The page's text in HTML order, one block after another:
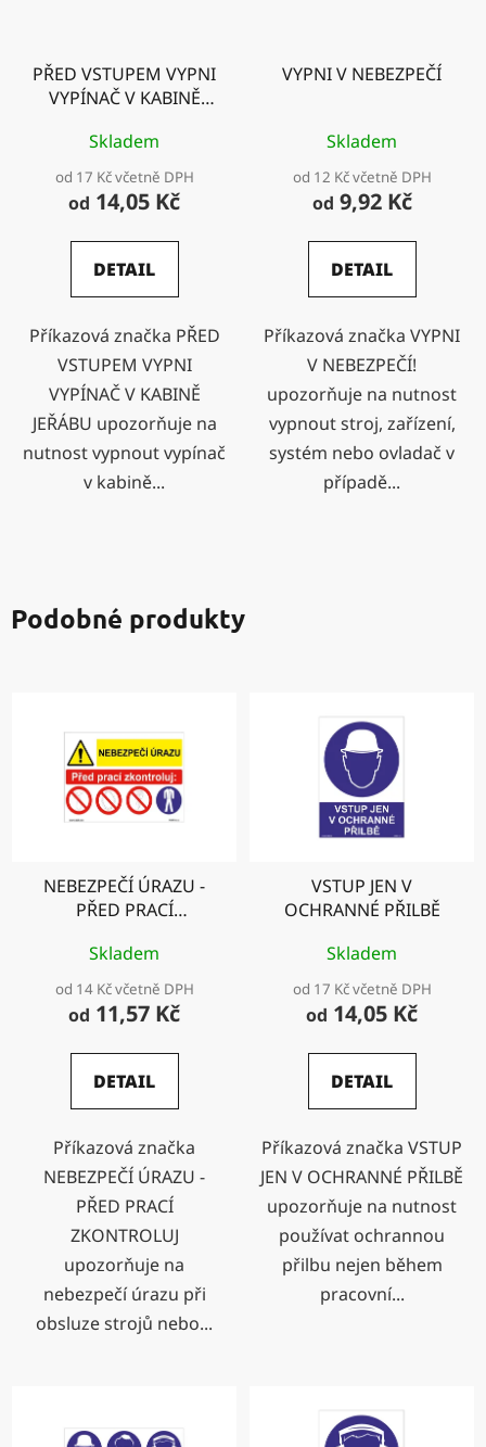
PŘED VSTUPEM VYPNI
VYPÍNAČ V KABINĚ
Skladem
od 17 Kč včetně DPH
od 14,05 Kč
DETAIL
Příkazová značka PŘED
VSTUPEM VYPNI
VYPÍNAČ V KABINĚ
JEŘÁBU upozorňuje na
nutnost vypnout vypínač
v kabině...
VYPNI V NEBEZPEČÍ
Skladem
od 12 Kč včetně DPH
od 9,92 Kč
DETAIL
Příkazová značka VYPNI
V NEBEZPEČÍ!
upozorňuje na nutnost
vypnout stroj, zařízení,
systém nebo ovladač v
případě...
Podobné produkty
NEBEZPEČÍ ÚRAZU -
PŘED PRACÍ
Skladem
od 14 Kč včetně DPH
od 11,57 Kč
DETAIL
Příkazová značka
NEBEZPEČÍ ÚRAZU -
PŘED PRACÍ
ZKONTROLUJ
upozorňuje na
nebezpečí úrazu při
obsluze strojů nebo...
VSTUP JEN V
OCHRANNÉ PŘILBĚ
Skladem
od 17 Kč včetně DPH
od 14,05 Kč
DETAIL
Příkazová značka VSTUP
JEN V OCHRANNÉ PŘILBĚ
upozorňuje na nutnost
používat ochrannou
přilbu nejen během
pracovní...